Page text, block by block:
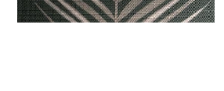
Tell us, how can we solve your issue?